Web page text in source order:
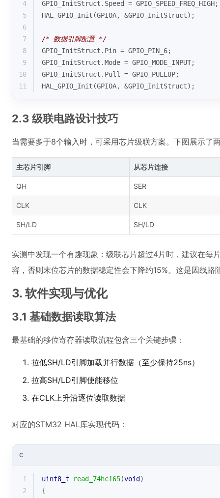
4
GPIO_InitStruct.Speed = GPIO_SPEED_FREQ_HIGH;
5
HAL_GPIO_Init(GPIOA, &GPIO_InitStruct);
6
7
/* 数据引脚配置 */
8
GPIO_InitStruct.Pin = GPIO_PIN_6;
9
GPIO_InitStruct.Mode = GPIO_MODE_INPUT;
10
GPIO_InitStruct.Pull = GPIO_PULLUP;
11
HAL_GPIO_Init(GPIOA, &GPIO_InitStruct);
2.3 级联电路设计技巧
当需要多于8个输入时，可采用芯片级联方案。下图展示了
主芯片引脚 从芯片连接
QH SER
CLK CLK
SH/LD SH/LD
实测中发现一个有趣现象：级联芯片超过4片时，建议在每
容，否则末位芯片的数据稳定性会下降约15%。这是因线路
3. 软件实现与优化
3.1 基础数据读取算法
最基础的移位寄存器读取流程包含三个关键步骤：
拉低SH/LD引脚加载并行数据（至少保持25ns）
拉高SH/LD引脚使能移位
在CLK上升沿逐位读取数据
对应的STM32 HAL库实现代码：
C
1 uint8_t read_74hc165(void )
2
{